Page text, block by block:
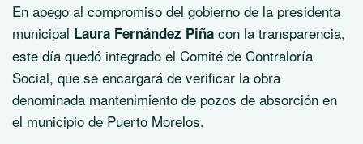
En apego al compromiso del gobierno de la presidenta
municipal Laura Fernández Piña con la transparencia,
este día quedó integrado el Comité de Contraloría
Social, que se encargará de verificar la obra
denominada mantenimiento de pozos de absorción en
el municipio de Puerto Morelos.